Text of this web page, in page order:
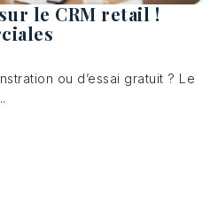
le CRM retail !
ou d’essai gratuit ? Le